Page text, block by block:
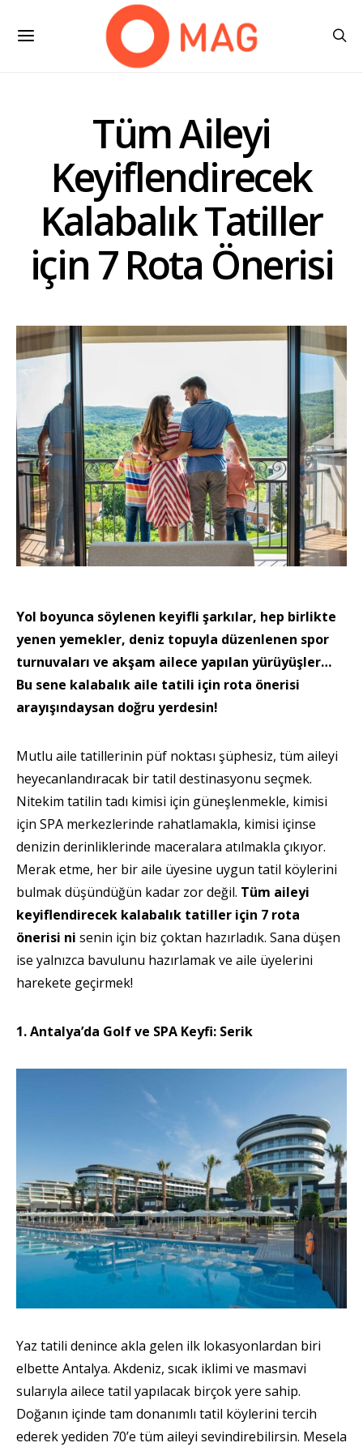
Tüm Aileyi
Keyiflendirecek
Kalabalık Tatiller
için 7 Rota Önerisi
Yol boyunca söylenen keyifli şarkılar, hep birlikte
yenen yemekler, deniz topuyla düzenlenen spor
turnuvaları ve akşam ailece yapılan yürüyüşler…
Bu sene kalabalık aile tatili için rota önerisi
arayışındaysan doğru yerdesin!
Mutlu aile tatillerinin püf noktası şüphesiz, tüm aileyi
heyecanlandıracak bir tatil destinasyonu seçmek.
Nitekim tatilin tadı kimisi için güneşlenmekle, kimisi
için SPA merkezlerinde rahatlamakla, kimisi içinse
denizin derinliklerinde maceralara atılmakla çıkıyor.
Merak etme, her bir aile üyesine uygun tatil köylerini
bulmak düşündüğün kadar zor değil. Tüm aileyi
keyiflendirecek kalabalık tatiller için 7 rota
önerisi ni senin için biz çoktan hazırladık. Sana düşen
ise yalnızca bavulunu hazırlamak ve aile üyelerini
harekete geçirmek!
1. Antalya’da Golf ve SPA Keyfi: Serik
Yaz tatili denince akla gelen ilk lokasyonlardan biri
elbette Antalya. Akdeniz, sıcak iklimi ve masmavi
sularıyla ailece tatil yapılacak birçok yere sahip.
Doğanın içinde tam donanımlı tatil köylerini tercih
ederek yediden 70’e tüm aileyi sevindirebilirsin. Mesela